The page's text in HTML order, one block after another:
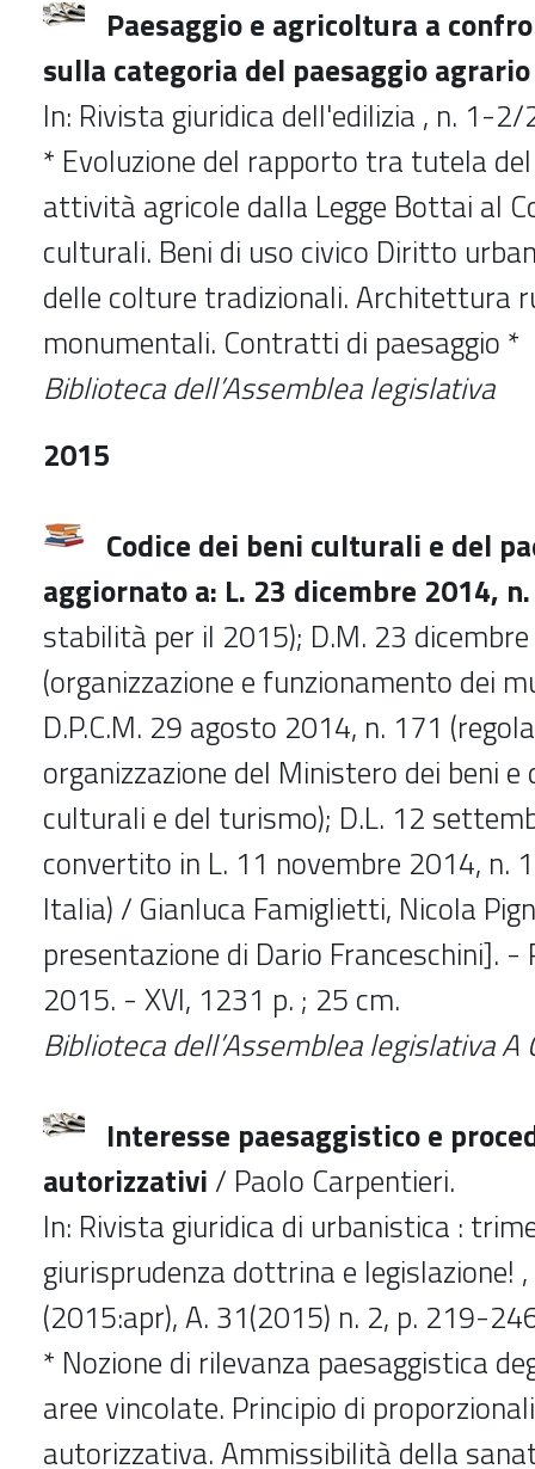
Paesaggio e agricoltura a
sulla categoria del paesaggio agrario
In: Rivista giuridica dell'edilizia , n. 1-
* Evoluzione del rapporto tra tutela
attività agricole dalla Legge Bottai al
culturali. Beni di uso civico Diritto
delle colture tradizionali. Architettura
monumentali. Contratti di paesaggio *
Biblioteca dell’Assemblea legislativa
2015
Codice dei beni culturali e del
aggiornato a: L. 23 dicembre 2014,
stabilità per il 2015); D.M. 23
(organizzazione e funzionamento dei
D.P.C.M. 29 agosto 2014, n. 171
organizzazione del Ministero dei beni
culturali e del turismo); D.L. 12
convertito in L. 11 novembre 2014, n.
Italia) / Gianluca Famiglietti, Nicola
presentazione di Dario Franceschini].
2015. - XVI, 1231 p. ; 25 cm.
Biblioteca dell’Assemblea legislativa A
Interesse paesaggistico e
autorizzativi / Paolo Carpentieri.
In: Rivista giuridica di urbanistica :
giurisprudenza dottrina e legislazione!
(2015:apr), A. 31(2015) n. 2, p. 219-
* Nozione di rilevanza paesaggistica
aree vincolate. Principio di
autorizzativa. Ammissibilità della